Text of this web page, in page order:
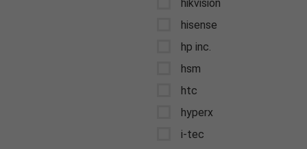
hikvision
hisense
hp inc.
hsm
htc
hyperx
i-tec